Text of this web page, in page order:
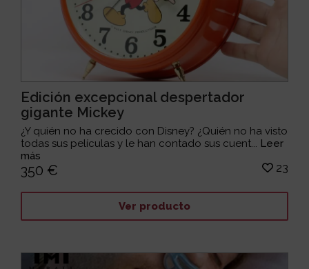
Edición excepcional despertador
gigante Mickey
¿Y quién no ha crecido con Disney? ¿Quién no ha visto
todas sus películas y le han contado sus cuent... Leer
más
350 € 23
Ver producto